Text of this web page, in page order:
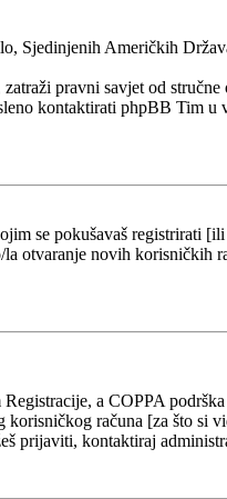
Američkih
pravni savjet od stručne
kontaktirati phpBB Tim
se pokušavaš registrirati
otvaranje novih korisničkih
a COPPA
računa [za što
prijaviti, kontaktiraj